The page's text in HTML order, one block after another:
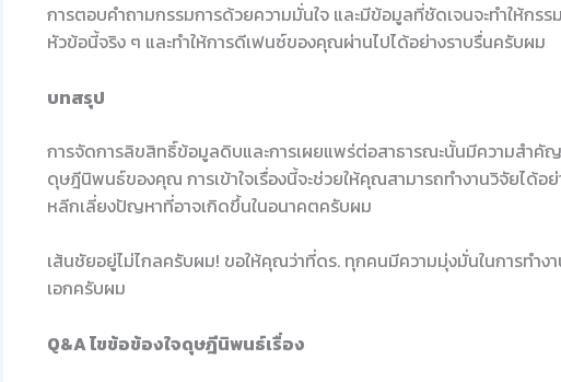
การตอบคำถามกรรมการด้วยความมั่นใจ และมีข้อมูลที่ชัดเจนจะทำให้กรร
หัวข้อนี้จริง ๆ และทำให้การดีเฟนซ์ของคุณผ่านไปได้อย่างราบรื่นครับผม
บทสรุป
การจัดการลิขสิทธิ์ข้อมูลดิบและการเผยแพร่ต่อสาธารณะนั้นมีความสำคั
ดุษฎีนิพนธ์ของคุณ การเข้าใจเรื่องนี้จะช่วยให้คุณสามารถทำงานวิจัยได้อ
หลีกเลี่ยงปัญหาที่อาจเกิดขึ้นในอนาคตครับผม
เส้นชัยอยู่ไม่ไกลครับผม! ขอให้คุณว่าที่ดร. ทุกคนมีความมุ่งมั่นในการทำ
เอกครับผม
Q&A ไขข้อข้องใจดุษฎีนิพนธ์เรื่อง